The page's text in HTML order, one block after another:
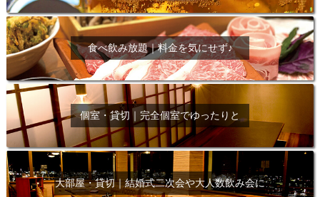
食べ飲み放題｜料金を気にせず♪
個室・貸切｜完全個室でゆったりと
大部屋・貸切｜結婚式二次会や大人数飲み会に